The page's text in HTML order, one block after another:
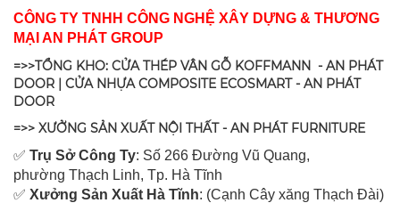
CÔNG TY TNHH CÔNG NGHỆ XÂY DỰNG & THƯƠNG
MẠI AN PHÁT GROUP
=>>TỔNG KHO: CỬA THÉP VÂN GỖ KOFFMANN - AN PHÁT
DOOR | CỬA NHỰA COMPOSITE ECOSMART - AN PHÁT
DOOR
=>> XƯỞNG SẢN XUẤT NỘI THẤT - AN PHÁT FURNITURE
✅ Trụ Sở Công Ty: Số 266 Đường Vũ Quang,
phường Thạch Linh, Tp. Hà Tĩnh
✅ Xưởng Sản Xuất Hà Tĩnh: (Cạnh Cây xăng Thạch Đài)